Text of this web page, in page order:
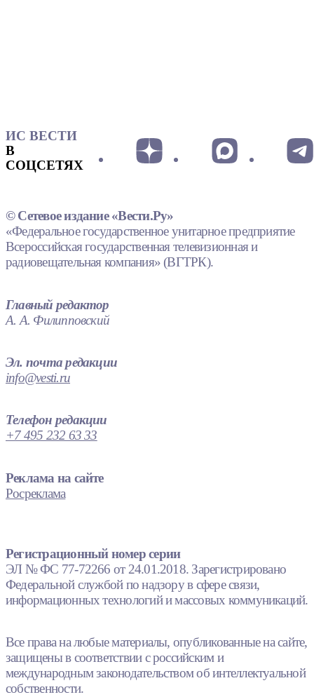
ИС ВЕСТИ
В
СОЦСЕТЯХ
© Сетевое издание «Вести.Ру»
«Федеральное государственное унитарное предприятие
Всероссийская государственная телевизионная и
радиовещательная компания» (ВГТРК).
Главный редактор
А. А. Филипповский
Эл. почта редакции
info@vesti.ru
Телефон редакции
+7 495 232 63 33
Реклама на сайте
Росреклама
Регистрационный номер серии
ЭЛ № ФС 77-72266 от 24.01.2018. Зарегистрировано
Федеральной службой по надзору в сфере связи,
информационных технологий и массовых коммуникаций.
Все права на любые материалы, опубликованные на сайте,
защищены в соответствии с российским и
международным законодательством об интеллектуальной
собственности.